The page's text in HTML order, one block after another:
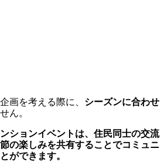
画を考える際に、 シーズンに合わせ
ん。
ションイベントは、住民同士の交流
の楽しみを共有することでコミュニ
ができます。